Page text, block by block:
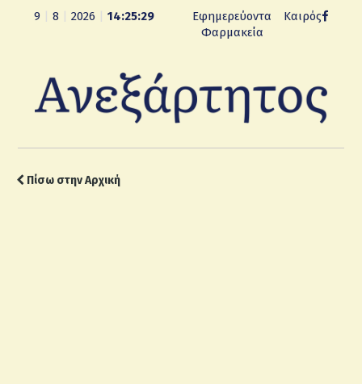
9 8 2026 14:25:30
Εφημερεύοντα
Φαρμακεία
Καιρός
Πίσω στην Αρχική